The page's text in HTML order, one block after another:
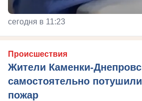
сегодня в 11:23
Происшествия
Жители Каменки-
самостоятельно
пожар